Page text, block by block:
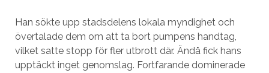
Han sökte upp stadsdelens lokala myndighet och
övertalade dem om att ta bort pumpens handtag,
vilket satte stopp för fler utbrott där. Ändå fick hans
upptäckt inget genomslag. Fortfarande dominerade